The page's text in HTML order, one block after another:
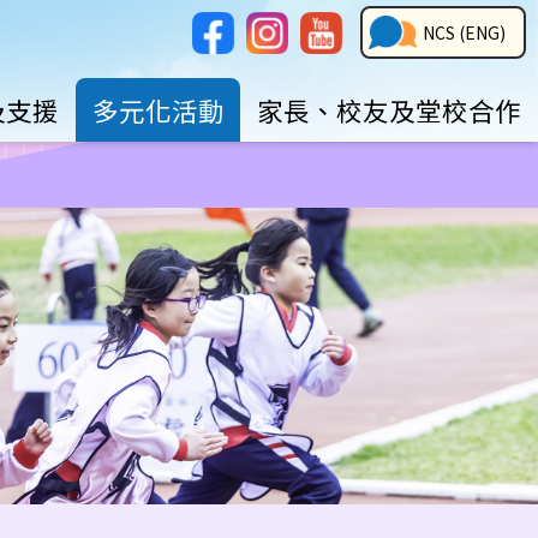
Social
Media
NCS
Button
NCS (ENG)
援 多元化活動 家長、校友及堂校合作